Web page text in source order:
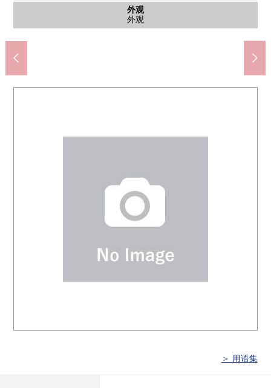
外观
外观
客厅
客厅
厨房
厨房
客厅
客厅
客厅
客厅
客厅
客厅
客厅
客厅
客厅
客厅
西式房间
西式房间
西式房间
西式房间
西式房间
西式房间
西式房间
西式房间
西式房间
西式房间
西式房间
西式房间
西式房间
西式房间
公共汽车
公共汽车
厕所
厕所
洗脸
洗脸
洗脸
洗脸
阳台
阳台
外观
外观
含有前面道路的外观
含有前面道路的外观照片
含有前面道路的外观
含有前面道路的外观照片
含有前面道路的外观
含有前面道路的外观照片
外观
外观
外观
外观
Yaoko东大和商店(约450m)
LICOPA东大和(约650m)
第8小学(约160m)
第4中学(约800m)
第一光丘公园(约120m)
＞ 用语集